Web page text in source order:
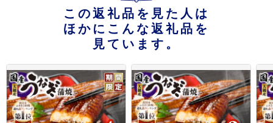
この返礼品を見た人は
ほかにこんな返礼品を
見ています。